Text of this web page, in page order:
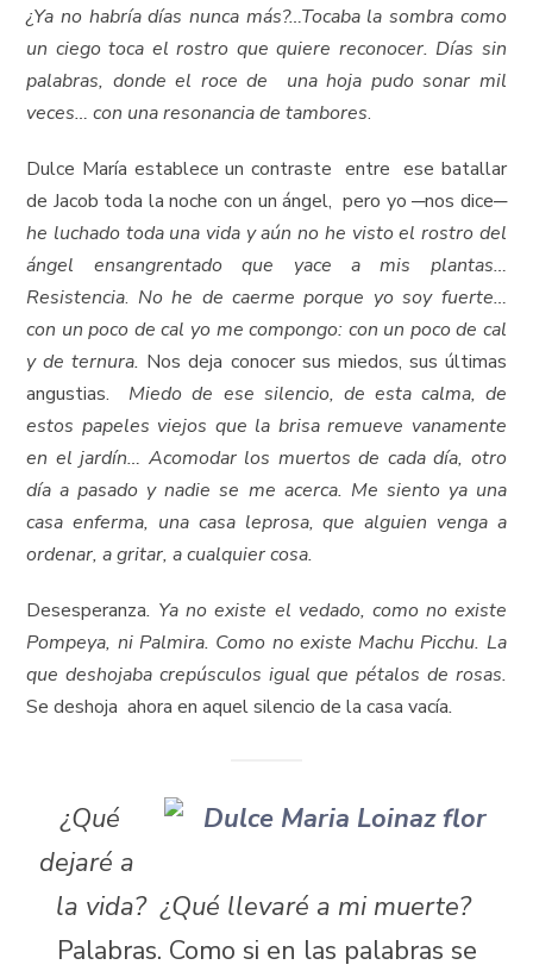
¿Ya no habría días nunca más?…Tocaba la sombra como
un ciego toca el rostro que quiere reconocer. Días sin
palabras, donde el roce de una hoja pudo sonar mil
veces… con una resonancia de tambores.
Dulce María establece un contraste entre ese batallar
de Jacob toda la noche con un ángel, pero yo ─nos dice─
he luchado toda una vida y aún no he visto el rostro del
ángel ensangrentado que yace a mis plantas…
Resistencia. No he de caerme porque yo soy fuerte…
con un poco de cal yo me compongo: con un poco de cal
y de ternura. Nos deja conocer sus miedos, sus últimas
angustias. Miedo de ese silencio, de esta calma, de
estos papeles viejos que la brisa remueve vanamente
en el jardín… Acomodar los muertos de cada día, otro
día a pasado y nadie se me acerca. Me siento ya una
casa enferma, una casa leprosa, que alguien venga a
ordenar, a gritar, a cualquier cosa.
Desesperanza. Ya no existe el vedado, como no existe
Pompeya, ni Palmira. Como no existe Machu Picchu. La
que deshojaba crepúsculos igual que pétalos de rosas.
Se deshoja ahora en aquel silencio de la casa vacía.
¿Qué
dejaré a
la vida? ¿Qué llevaré a mi muerte?
Palabras. Como si en las palabras se